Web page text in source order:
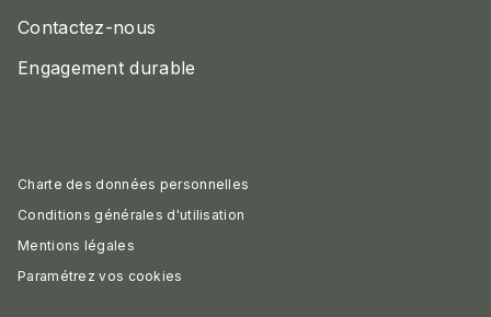
Contactez-nous
Engagement durable
Charte des données personnelles
Conditions générales d'utilisation
Mentions légales
Paramétrez vos cookies